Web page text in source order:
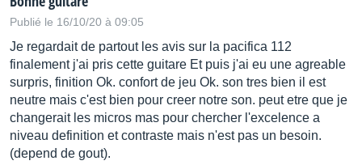
Publié le 16/10/20 à 09:05
Je regardait de partout les avis sur la pacifica 112
finalement j'ai pris cette guitare Et puis j'ai eu une agreable
surpris, finition Ok. confort de jeu Ok. son tres bien il est
neutre mais c'est bien pour creer notre son. peut etre que je
changerait les micros mas pour chercher l'excelence a
niveau definition et contraste mais n'est pas un besoin.
(depend de gout).